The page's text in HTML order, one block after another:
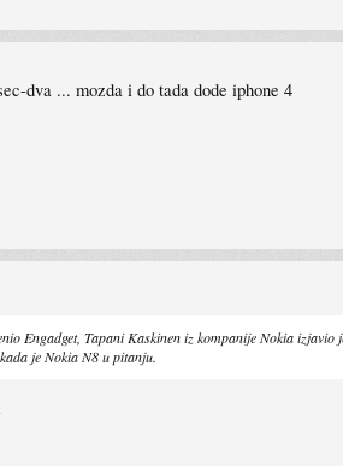
dva ... mozda i do tada dode iphone 4
Engadget, Tapani Kaskinen iz kompanije Nokia
je Nokia N8 u pitanju.